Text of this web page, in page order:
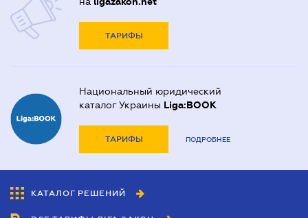
ТАРИФЫ
Национальный юридический
каталог Украины Liga:BOOK
ТАРИФЫ ПОДРОБНЕЕ
КАТАЛОГ РЕШЕНИЙ